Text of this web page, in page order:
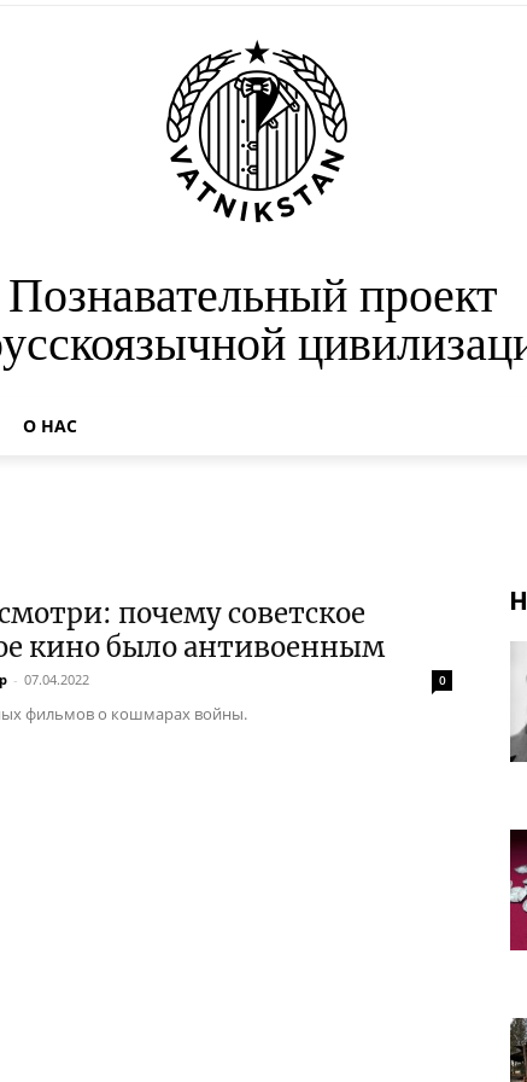
Познавательный проект
О НАС
почему советское
кино было антивоенным
- 07.04.2022 0
фильмов о кошмарах войны.